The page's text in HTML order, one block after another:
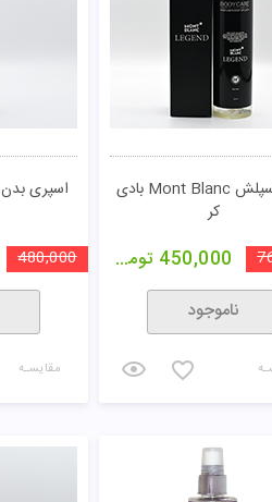
بادی‌ اسپلش Mont Blanc بادی
کر
450,000 تومان
ناموجود
اسپری بدن Lancome بادی کر
480,000
مقایسـه